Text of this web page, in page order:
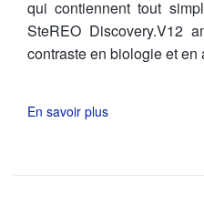
qui contiennent tout
SteREO Discovery.V12
contraste en biologie et en
En savoir plus